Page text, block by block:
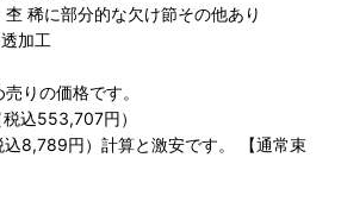
稀に部分的な欠け節その他あり
加工
りの価格です。
込553,707円）
8,789円）計算と激安です。 【通常束